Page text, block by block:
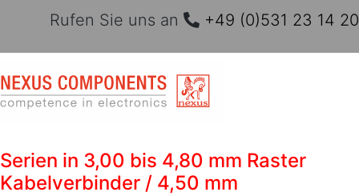
Rufen Sie uns an +49 (0)531 23 14 20
Serien in 3,00 bis 4,80 mm Raster
Kabelverbinder / 4,50 mm